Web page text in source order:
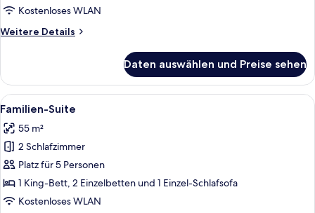
Kostenloses WLAN
Weitere Details
Weitere
Suite
Daten auswählen und Preise sehen
Alle
Fotos
für
Familien-
Suite
anzeigen
Ein modernes Hotelzimmer mit
5
Familien-Suite
55 m²
2 Schlafzimmer
Platz für 5 Personen
1 King-Bett, 2 Einzelbetten und 1 Einzel-Schlafsofa
Kostenloses WLAN